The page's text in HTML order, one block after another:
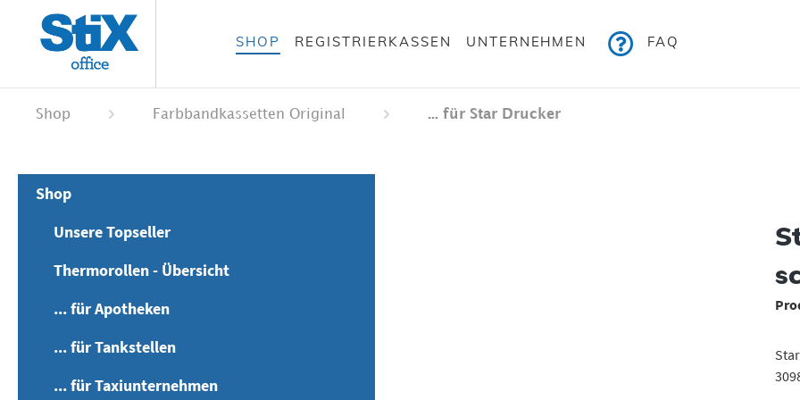
springen
springen
SHOP REGISTRIERKASSEN UNTERNEHMEN FAQ
Shop Farbbandkassetten Original ... für Star Drucker
Shop
Unsere Topseller
Thermorollen - Übersicht
... für Apotheken
... für Tankstellen
... für Taxiunternehmen